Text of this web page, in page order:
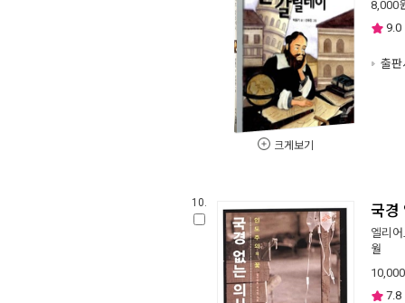
크게보기
8,000
9.0
출판
10. 국경
엘리
월
10,000
7.8